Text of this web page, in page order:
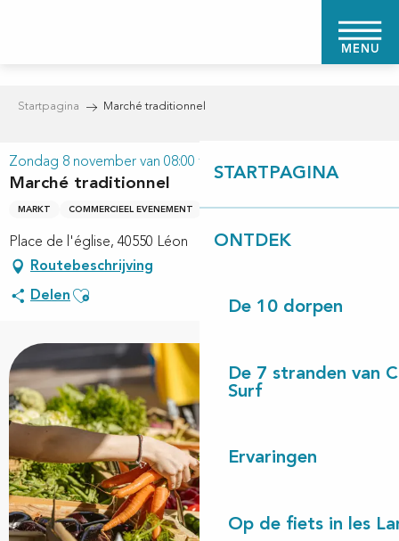
MENU
STARTPAGINA
ONTDEK
De 10 dorpen
De 7 stranden van
Surf
Ervaringen
Op de fiets in les
Startpagina Marché traditionnel
Zondag 8 november van 08:00 tot 12:00
Marché traditionnel
MARKT COMMERCIEEL EVENEMENT
Place de l'église, 40550 Léon
Routebeschrijving
Delen Ajouter aux favoris